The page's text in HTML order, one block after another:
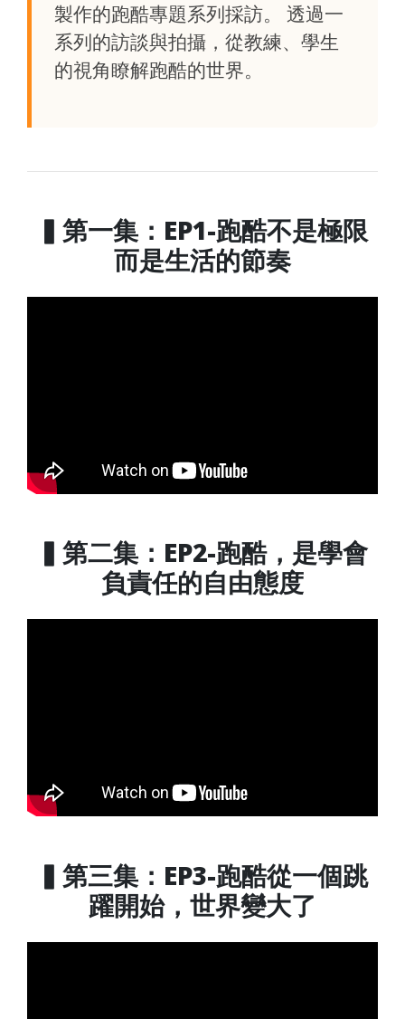
製作的跑酷專題系列採訪。 透過一
系列的訪談與拍攝，從教練、學生
的視角瞭解跑酷的世界。
▍第一集：EP1-跑酷不是極限
而是生活的節奏
▍第二集：EP2-跑酷，是學會
負責任的自由態度
▍第三集：EP3-跑酷從一個跳
躍開始，世界變大了